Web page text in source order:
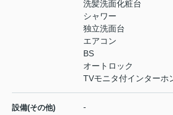
洗髪洗面化粧台
シャワー
独立洗面台
エアコン
BS
オートロック
TVモニタ付インターホ
設備(その他) -